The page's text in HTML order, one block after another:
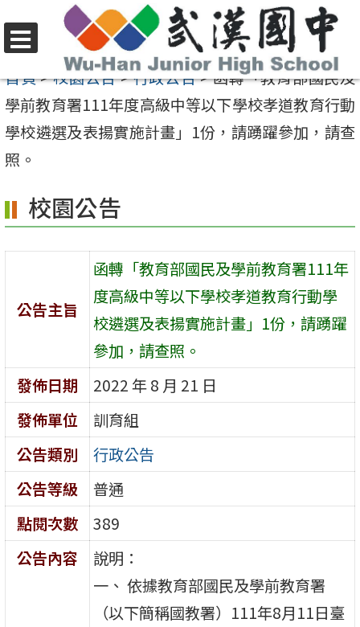
至
要
內
容
選
單
首頁>校園公告>行政公告>函轉「教育部國民及
學前教育署111年度高級中等以下學校孝道教育行動
學校遴選及表揚實施計畫」1份，請踴躍參加，請查
照。
校園公告
公告主旨
函轉「教育部國民及學前教育署111年
度高級中等以下學校孝道教育行動學
校遴選及表揚實施計畫」1份，請踴躍
參加，請查照。
發佈日期
2022 年 8 月 21 日
發佈單位
訓育組
公告類別
行政公告
公告等級
普通
點閱次數
389
公告內容
說明：
一、 依據教育部國民及學前教育署
（以下簡稱國教署）111年8月11日臺